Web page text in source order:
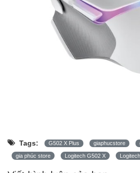
Tags: G502 X Plus giaphucstore
gia phúc store Logitech G502 X